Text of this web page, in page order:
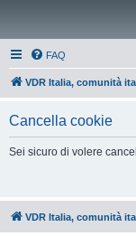
FAQ
VDR Italia, comunità
Cancella cookie
Sei sicuro di volere
VDR Italia, comunità